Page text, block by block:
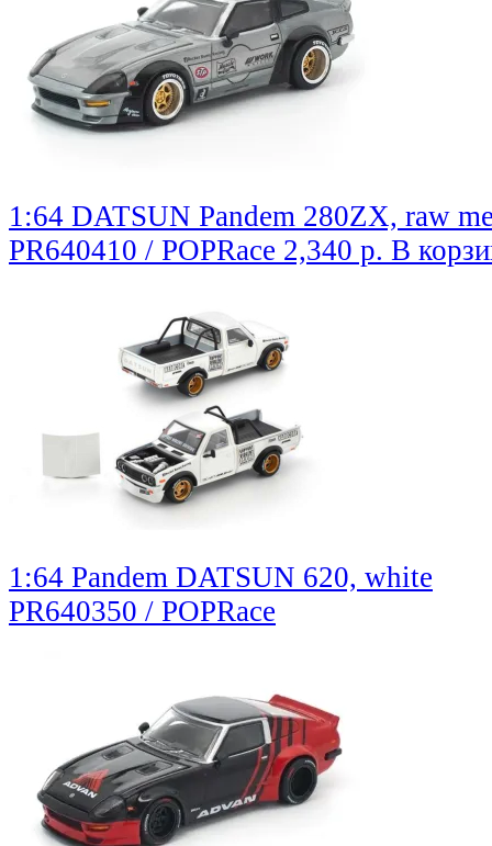
1:64 DATSUN Pandem 280ZX, raw
PR640410 / POPRace 2,340 р. В
1:64 Pandem DATSUN 620, white
PR640350 / POPRace